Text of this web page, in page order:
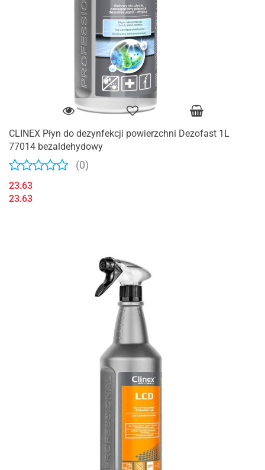
CLINEX Płyn do dezynfekcji powierzchni Dezofast 1L
77014 bezaldehydowy
(0)
23.63
23.63